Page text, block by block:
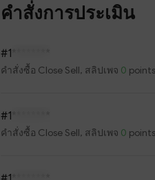
คำสั่งการประเมิน
#1
คำสั่งซื้อ Close Sell, สลิปเพจ 0
#1
คำสั่งซื้อ Close Sell, สลิปเพจ 0